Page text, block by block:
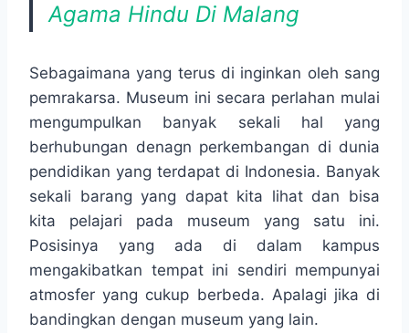
Agama Hindu Di Malang
Sebagaimana yang terus di inginkan oleh sang
pemrakarsa. Museum ini secara perlahan mulai
mengumpulkan banyak sekali hal yang
berhubungan denagn perkembangan di dunia
pendidikan yang terdapat di Indonesia. Banyak
sekali barang yang dapat kita lihat dan bisa
kita pelajari pada museum yang satu ini.
Posisinya yang ada di dalam kampus
mengakibatkan tempat ini sendiri mempunyai
atmosfer yang cukup berbeda. Apalagi jika di
bandingkan dengan museum yang lain.